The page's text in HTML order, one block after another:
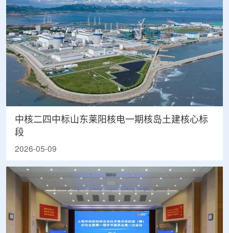
中核二四中标山东莱阳核电一期核岛土建核心标
段
2026-05-09